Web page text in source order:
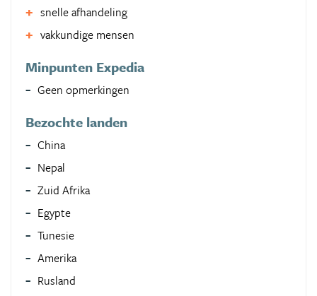
snelle afhandeling
vakkundige mensen
Minpunten Expedia
Geen opmerkingen
Bezochte landen
China
Nepal
Zuid Afrika
Egypte
Tunesie
Amerika
Rusland